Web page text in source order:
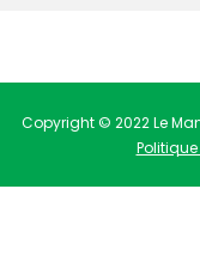
Copyright © 2022 Le